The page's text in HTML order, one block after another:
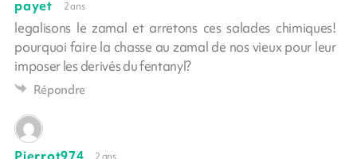
payet 2 ans
legalisons le zamal et arretons ces salades chimiques!
pourquoi faire la chasse au zamal de nos vieux pour leur
imposer les derivés du fentanyl?
Répondre